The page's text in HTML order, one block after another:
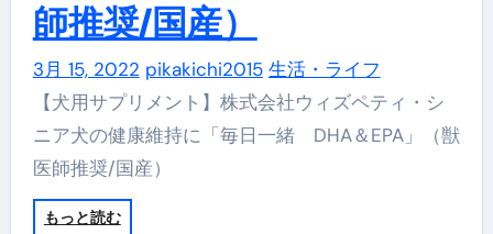
師推奨/国産）
3月 15, 2022 pikakichi2015 生活・ライフ
【犬用サプリメント】株式会社ウィズペティ・シ
ニア犬の健康維持に「毎日一緒 DHA＆EPA」（獣
医師推奨/国産）
もっと読む